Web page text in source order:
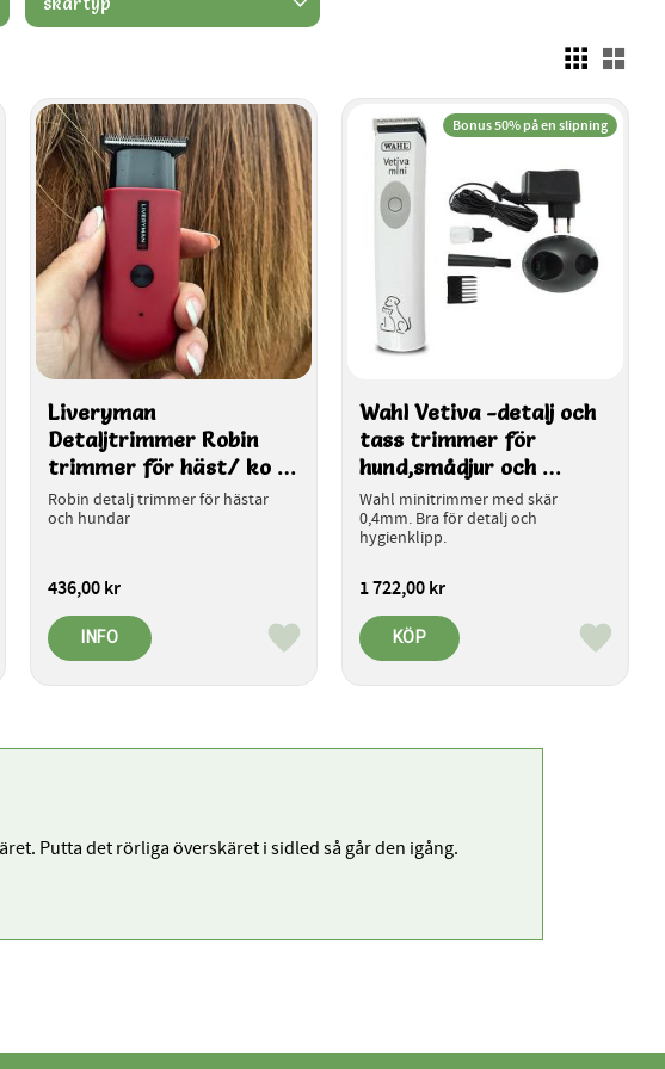
till i favoriter
Liveryman
Detaljtrimmer Robin
trimmer för häst/ ko
och hund/katt
Robin detalj trimmer för hästar
och hundar
436,00kr
Lägg till i favoriter
INFO
Wahl Vetiva -detalj och
tass trimmer för
hund,smådjur och
veterinär
Wahl minitrimmer med skär
0,4mm. Bra för detalj och
hygienklipp.
1 722,00kr
Bonus 50% på en slipning
Lägg till
KÖP
Putta det rörliga överskäret i sidled så går den igång.